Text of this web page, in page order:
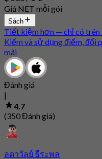
Giá NET mỗi gói
Sách
Tiết kiệm hơn — chỉ có trên
Kiếm và sử dụng điểm, đổi
mãi
Đánh giá
|
4.7
(350 Đánh giá)
ลดาวัลย์ ธีระพล